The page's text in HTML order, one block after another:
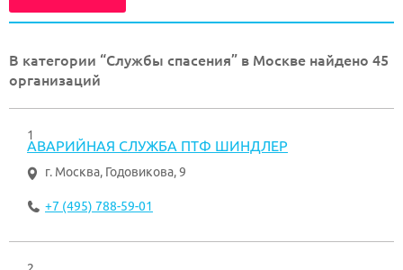
В категории “Службы спасения” в Москве найдено 45
организаций
1
АВАРИЙНАЯ СЛУЖБА ПТФ ШИНДЛЕР
г. Москва, Годовикова, 9
+7 (495) 788-59-01